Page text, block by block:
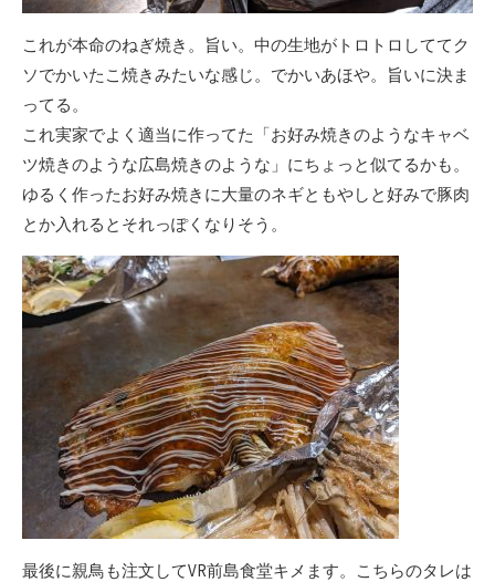
これが本命のねぎ焼き。旨い。中の生地がトロトロしててク
ソでかいたこ焼きみたいな感じ。でかいあほや。旨いに決ま
ってる。
これ実家でよく適当に作ってた「お好み焼きのようなキャベ
ツ焼きのような広島焼きのような」にちょっと似てるかも。
ゆるく作ったお好み焼きに大量のネギともやしと好みで豚肉
とか入れるとそれっぽくなりそう。
最後に親鳥も注文してVR前島食堂キメます。こちらのタレは